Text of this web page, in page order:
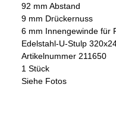
92 mm Abstand
9 mm Drückernuss
6 mm Innengewinde für
Edelstahl-U-Stulp
Artikelnummer 211650
1 Stück
Siehe Fotos